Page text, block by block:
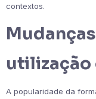
contextos.
utilização
A popularidade da